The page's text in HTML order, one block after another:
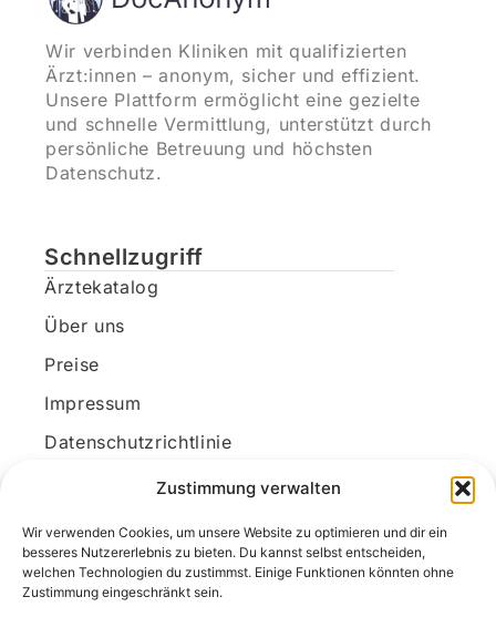
Zustimmung verwalten
Wir verwenden Cookies, um unsere Website zu optimieren und dir ein
besseres Nutzererlebnis zu bieten. Du kannst selbst entscheiden,
welchen Technologien du zustimmst. Einige Funktionen könnten ohne
Zustimmung eingeschränkt sein.
Wir verbinden Kliniken mit qualifizierten
Ärzt:innen – anonym, sicher und effizient.
Unsere Plattform ermöglicht eine gezielte
und schnelle Vermittlung, unterstützt durch
persönliche Betreuung und höchsten
Datenschutz.
Schnellzugriff
Ärztekatalog
Über uns
Preise
Impressum
Datenschutzrichtlinie
Kundenkonto
Unsere Kontaktdaten
E-Mail: kontakt@docanonym.com